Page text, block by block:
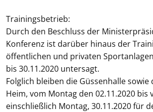
Trainingsbetrieb:
Durch den Beschluss der
Konferenz ist darüber hinaus der
öffentlichen und privaten
bis 30.11.2020 untersagt.
Folglich bleiben die Güssenhalle sowie
Heim, vom Montag den 02.11.2020 bis
einschließlich Montag, 30.11.2020 für